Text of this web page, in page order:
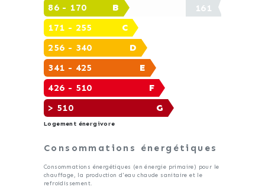
B
86 - 170
161
C
171 - 255
D
256 - 340
E
341 - 425
F
426 - 510
G
> 510
Logement énergivore
Consommations énergétiques
Consommations énergétiques (en énergie primaire) pour le
chauffage, la production d'eau chaude sanitaire et le
refroidissement.